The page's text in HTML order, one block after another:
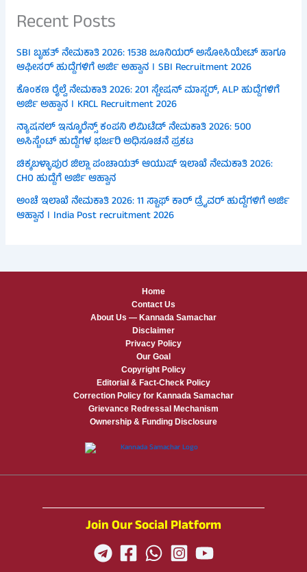
Recent Posts
SBI ಬೃಹತ್ ನೇಮಕಾತಿ 2026: 1538 ಜೂನಿಯರ್ ಅಸೋಸಿಯೇಟ್ ಹಾಗೂ
ಆಫೀಸರ್ ಹುದ್ದೆಗಳಿಗೆ ಅರ್ಜಿ ಅಹ್ವಾನ । SBI Recruitment 2026
ಕೊಂಕಣ ರೈಲ್ವೆ ನೇಮಕಾತಿ 2026: 201 ಸ್ಟೇಷನ್ ಮಾಸ್ಟರ್, ALP ಹುದ್ದೆಗಳಿಗೆ
ಅರ್ಜಿ ಅಹ್ವಾನ । KRCL Recruitment 2026
ನ್ಯಾಷನಲ್ ಇನ್ಶೂರೆನ್ಸ್ ಕಂಪನಿ ಲಿಮಿಟೆಡ್ ನೇಮಕಾತಿ 2026: 500
ಅಸಿಸ್ಟೆಂಟ್ ಹುದ್ದೆಗಳ ಭರ್ಜರಿ ಅಧಿಸೂಚನೆ ಪ್ರಕಟ
ಚಿಕ್ಕಬಳ್ಳಾಪುರ ಜಿಲ್ಲಾ ಪಂಚಾಯತ್ ಆಯುಷ್ ಇಲಾಖೆ ನೇಮಕಾತಿ 2026:
CHO ಹುದ್ದೆಗೆ ಅರ್ಜಿ ಆಹ್ವಾನ
ಅಂಚೆ ಇಲಾಖೆ ನೇಮಕಾತಿ 2026: 11 ಸ್ಟಾಫ್ ಕಾರ್ ಡ್ರೈವರ್ ಹುದ್ದೆಗಳಿಗೆ ಅರ್ಜಿ
ಆಹ್ವಾನ । India Post recruitment 2026
Home
Contact Us
About Us — Kannada Samachar
Disclaimer
Privacy Policy
Our Goal
Copyright Policy
Editorial & Fact-Check Policy
Correction Policy for Kannada Samachar
Grievance Redressal Mechanism
Ownership & Funding Disclosure
Join Our Social Platform